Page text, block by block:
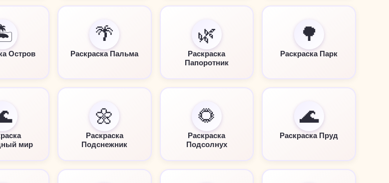
Остров
🌴
Раскраска Пальма
🌿
Раскраска
Папоротник
🌳
Раскраска Парк
мир
🌼
Раскраска
Подснежник
🌻
Раскраска
Подсолнух
🌊
Раскраска Пруд